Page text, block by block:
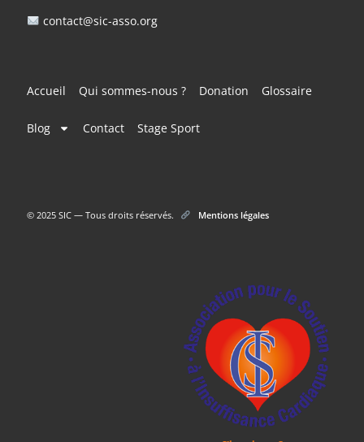
contact@sic-asso.org
Accueil Qui sommes-nous ? Donation Glossaire
Blog Contact Stage Sport
© 2025 SIC — Tous droits réservés. Mentions légales